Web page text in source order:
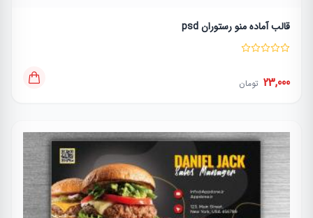
قالب آماده منو رستوران psd
23,000 تومان